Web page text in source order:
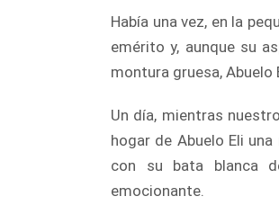
Había una vez, en la
emérito y, aunque su
montura gruesa,
Un día, mientras
hogar de Abuelo Eli
con su bata blanca
emocionante.